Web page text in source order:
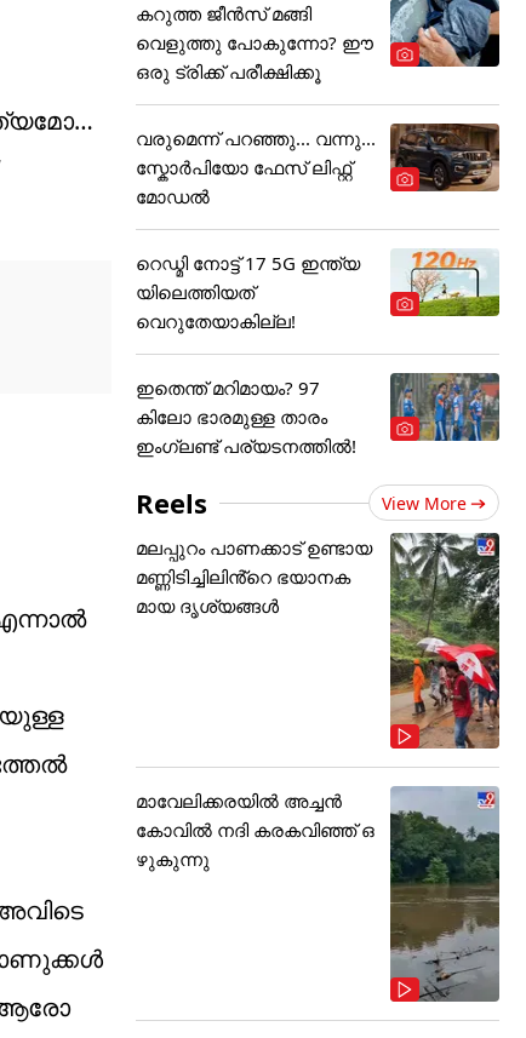
ആരോ​
കറുത്ത ജീൻസ് മങ്ങി
വെളുത്തു പോകുന്നോ? ഈ
ഒരു ട്രിക്ക് പരീക്ഷിക്കൂ
വരുമെന്ന് പറഞ്ഞു... വന്നു...
സ്കോർപിയോ ഫേസ് ലിഫ്റ്റ്
മോഡൽ
റെഡ്മി നോട്ട് 17 5G ഇന്ത്യ
യിലെത്തിയത്
വെറുതേയാകില്ല!
ഇതെന്ത് മറിമായം? 97
കിലോ ഭാരമുള്ള താരം
ഇംഗ്ലണ്ട് പര്യടനത്തില്‍!
Reels View More
മലപ്പുറം പാണക്കാട് ഉണ്ടായ
മണ്ണിടിച്ചിലിൻ്റെ ഭയാനക
മായ ദൃശ്യങ്ങൾ
മാവേലിക്കരയിൽ അച്ചൻ
കോവിൽ നദി കരകവിഞ്ഞ് ഒ
ഴുകുന്നു